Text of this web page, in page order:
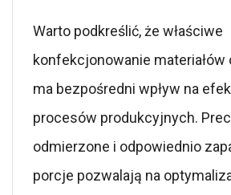
Warto podkreślić, że właściwe
konfekcjonowanie materiałów
ma bezpośredni wpływ na
procesów produkcyjnych.
odmierzone i odpowiednio
porcje pozwalają na